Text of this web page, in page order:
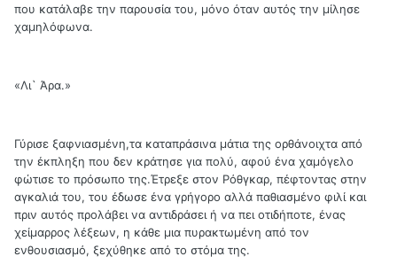
που κατάλαβε την παρουσία του, μόνο όταν αυτός την μίλησε
χαμηλόφωνα.
«Λι` Άρα.»
Γύρισε ξαφνιασμένη,τα καταπράσινα μάτια της ορθάνοιχτα από
την έκπληξη που δεν κράτησε για πολύ, αφού ένα χαμόγελο
φώτισε το πρόσωπο της.Έτρεξε στον Ρόθγκαρ, πέφτοντας στην
αγκαλιά του, του έδωσε ένα γρήγορο αλλά παθιασμένο φιλί και
πριν αυτός προλάβει να αντιδράσει ή να πει οτιδήποτε, ένας
χείμαρρος λέξεων, η κάθε μια πυρακτωμένη από τον
ενθουσιασμό, ξεχύθηκε από το στόμα της.